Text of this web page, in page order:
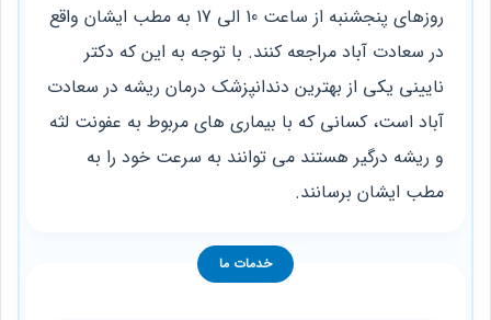
روزهای پنجشنبه از ساعت 10 الی 17 به مطب ایشان واقع
در سعادت آباد مراجعه کنند. با توجه به این که دکتر
نایینی یکی از بهترین دندانپزشک درمان ریشه در سعادت
آباد است، کسانی که با بیماری ‌های مربوط به عفونت لثه
و ریشه درگیر هستند می ‌توانند به سرعت خود را به
مطب ایشان برسانند.
خدمات ما